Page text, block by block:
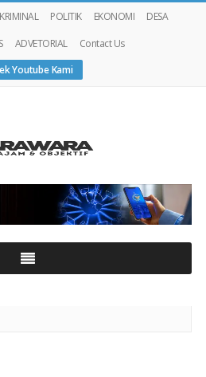
KRIMINAL POLITIK EKONOMI
DESA
ADVETORIAL
Contact Us
Youtube Kami